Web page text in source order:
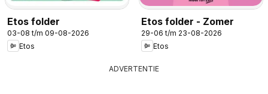
Etos folder
03-08 t/m 09-08-2026
Etos
Etos folder - Zomer
29-06 t/m 23-08-2026
Etos
ADVERTENTIE